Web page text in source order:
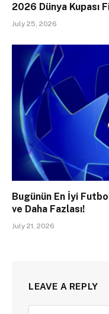
2026 Dünya Kupası
July 25, 2026
Bugünün En İyi
ve Daha Fazlası!
July 21, 2026
LEAVE A REPLY